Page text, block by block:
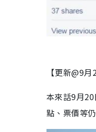
【更新@9月
本來話9月
點、票價等